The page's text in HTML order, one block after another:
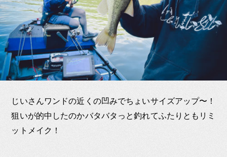
じいさんワンドの近くの凹みでちょいサイズアップ〜！
狙いが的中したのかバタバタっと釣れてふたりともリミ
ットメイク！